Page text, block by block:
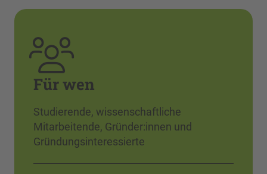
Für wen
Studierende, wissenschaftliche
Mitarbeitende, Gründer:innen und
Gründungsinteressierte